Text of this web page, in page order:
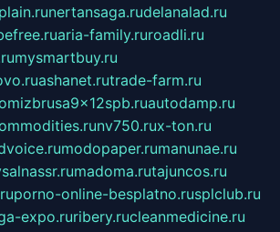
nertansaga.rudelanalad.ru
aria-family.ruroadli.ru
mysmartbuy.ru
ashanet.rutrade-farm.ru
autodamp.ru
nv750.rux-ton.ru
modopaper.rumanunae.ru
madoma.rutajuncos.ru
porno-online-besplatno.rusplclub.ru
expo.ruribery.rucleanmedicine.ru